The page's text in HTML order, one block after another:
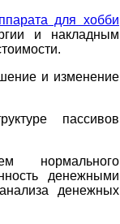
для хобби
и накладным
и изменение
пассивов
нормального
денежными
денежных